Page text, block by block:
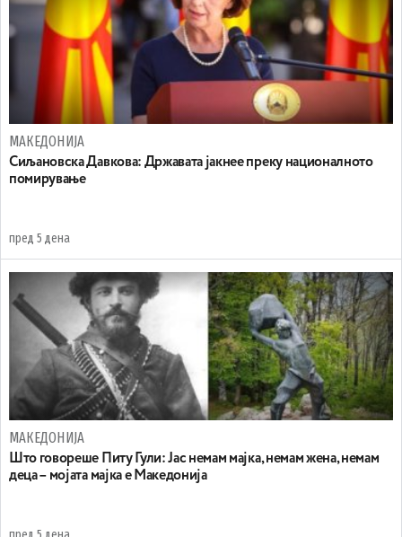
МАКЕДОНИЈА
Сиљановска Давкова: Државата јакнее преку националното
помирување
пред 5 дена
МАКЕДОНИЈА
Што говореше Питу Гули: Јас немам мајка, немам жена, немам
деца – мојата мајка е Македонија